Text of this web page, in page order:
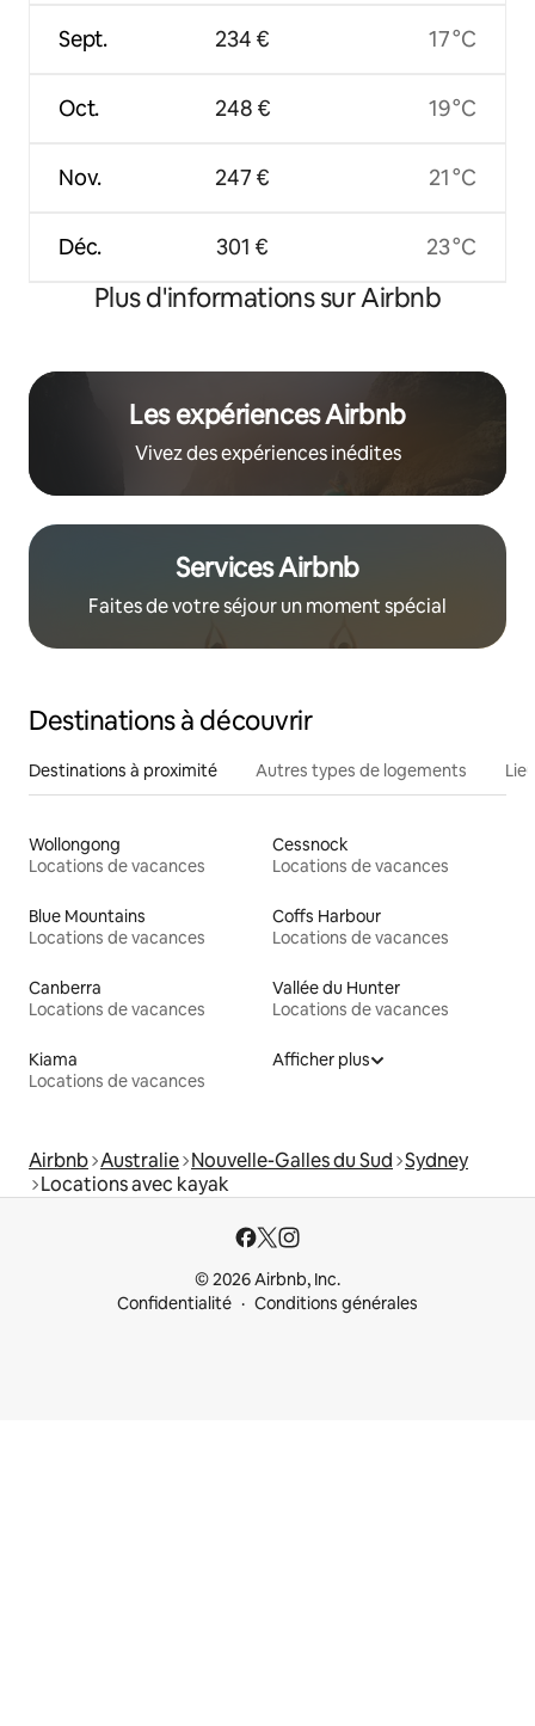
Sept.
Oct.
Nov.
Déc.
234 €
248 €
247 €
301 €
17 °C
19 °C
21 °C
23 °C
Plus d'informations sur Airbnb
Les expériences Airbnb
Vivez des expériences inédites
Services Airbnb
Faites de votre séjour un moment spécial
Destinations à découvrir
Destinations à proximité Autres types de logements
Wollongong
Locations de vacances
Cessnock
Locations de vacances
Blue Mountains
Locations de vacances
Coffs Harbour
Locations de vacances
Canberra
Locations de vacances
Vallée du Hunter
Locations de vacances
Kiama
Locations de vacances
Afficher plus
Airbnb Australie Nouvelle-Galles du Sud Sydney
Locations avec kayak
© 2026 Airbnb, Inc.
Confidentialité
Conditions générales